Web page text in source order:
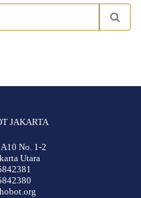
JAKARTA
No. 1-2
Utara